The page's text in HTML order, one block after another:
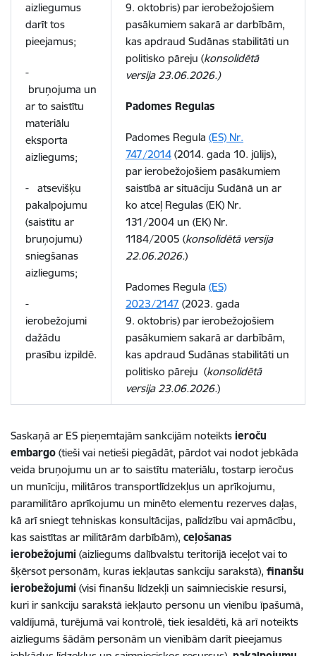
aizliegumus
darīt tos
pieejamus;
-
bruņojuma un
ar to saistītu
materiālu
eksporta
aizliegums;
- atsevišķu
pakalpojumu
(saistītu ar
bruņojumu)
sniegšanas
aizliegums;
-
ierobežojumi
dažādu
prasību izpildē.
9. oktobris) par ierobežojošiem
pasākumiem sakarā ar darbībām,
kas apdraud Sudānas stabilitāti un
politisko pāreju (konsolidētā
versija 23.06.2026.)
Padomes Regulas
Padomes Regula (ES) Nr.
747/2014 (2014. gada 10. jūlijs),
par ierobežojošiem pasākumiem
saistībā ar situāciju Sudānā un ar
ko atceļ Regulas (EK) Nr.
131/2004 un (EK) Nr.
1184/2005 (konsolidētā versija
22.06.2026.)
Padomes Regula (ES)
2023/2147 (2023. gada
9. oktobris) par ierobežojošiem
pasākumiem sakarā ar darbībām,
kas apdraud Sudānas stabilitāti un
politisko pāreju (konsolidētā
versija 23.06.2026.)
Saskaņā ar ES pieņemtajām sankcijām noteikts ieroču
embargo (tieši vai netieši piegādāt, pārdot vai nodot jebkāda
veida bruņojumu un ar to saistītu materiālu, tostarp ieročus
un munīciju, militāros transportlīdzekļus un aprīkojumu,
paramilitāro aprīkojumu un minēto elementu rezerves daļas,
kā arī sniegt tehniskas konsultācijas, palīdzību vai apmācību,
kas saistītas ar militārām darbībām), ceļošanas
ierobežojumi (aizliegums dalībvalstu teritorijā ieceļot vai to
šķērsot personām, kuras iekļautas sankciju sarakstā), finanšu
ierobežojumi (visi finanšu līdzekļi un saimnieciskie resursi,
kuri ir sankciju sarakstā iekļauto personu un vienību īpašumā,
valdījumā, turējumā vai kontrolē, tiek iesaldēti, kā arī noteikts
aizliegums šādām personām un vienībām darīt pieejamus